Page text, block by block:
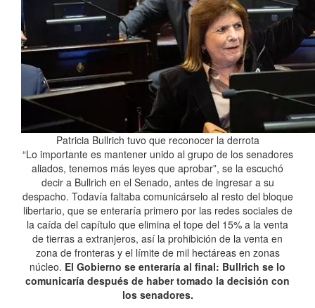
Patricia Bullrich tuvo que reconocer la derrota
“Lo importante es mantener unido al grupo de los senadores
aliados, tenemos más leyes que aprobar”, se la escuchó
decir a Bullrich en el Senado, antes de ingresar a su
despacho. Todavía faltaba comunicárselo al resto del bloque
libertario, que se enteraría primero por las redes sociales de
la caída del capítulo que elimina el tope del 15% a la venta
de tierras a extranjeros, así la prohibición de la venta en
zona de fronteras y el límite de mil hectáreas en zonas
núcleo. El Gobierno se enteraría al final: Bullrich se lo
comunicaría después de haber tomado la decisión con
los senadores.